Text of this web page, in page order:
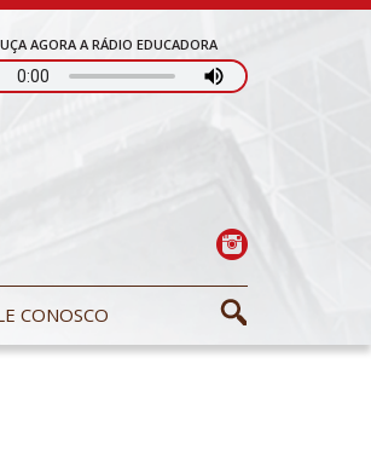
AGORA A RÁDIO EDUCADORA
CONOSCO